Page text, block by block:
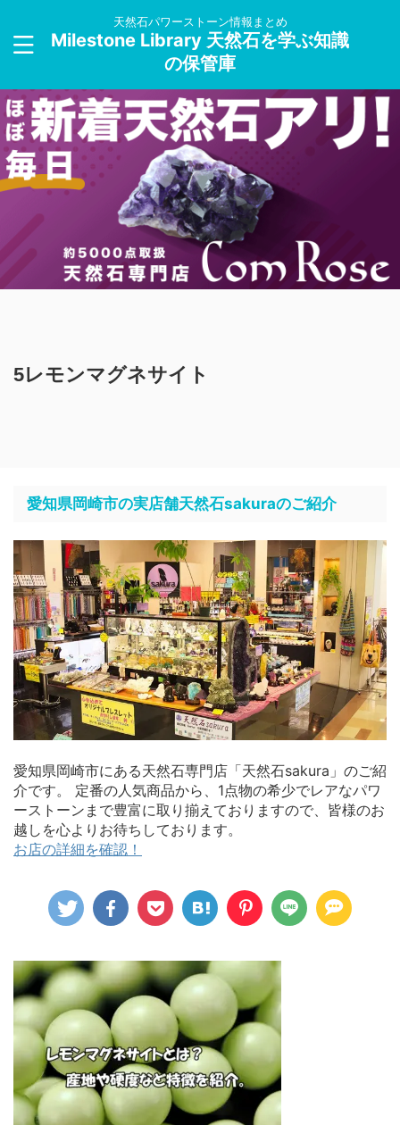
天然石パワーストーン情報まとめ
Milestone Library 天然石を学ぶ知識
の保管庫
5レモンマグネサイト
愛知県岡崎市の実店舗天然石sakuraのご紹介
愛知県岡崎市にある天然石専門店「天然石sakura」のご紹
介です。 定番の人気商品から、1点物の希少でレアなパワ
ーストーンまで豊富に取り揃えておりますので、皆様のお
越しを心よりお待ちしております。
お店の詳細を確認！